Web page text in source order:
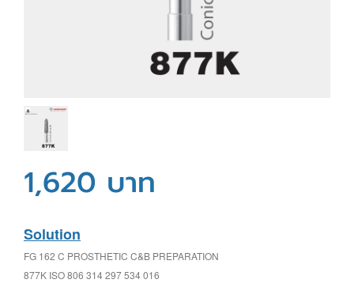
1,620 บาท
Solution
FG 162 C PROSTHETIC C&B PREPARATION
877K ISO 806 314 297 534 016